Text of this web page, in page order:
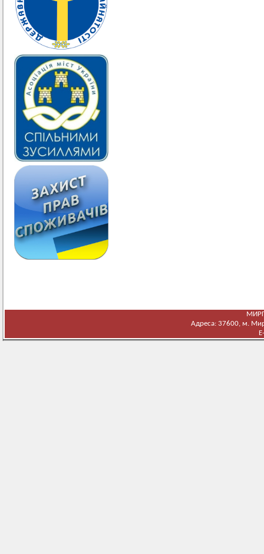
Адреса: 37600, м.